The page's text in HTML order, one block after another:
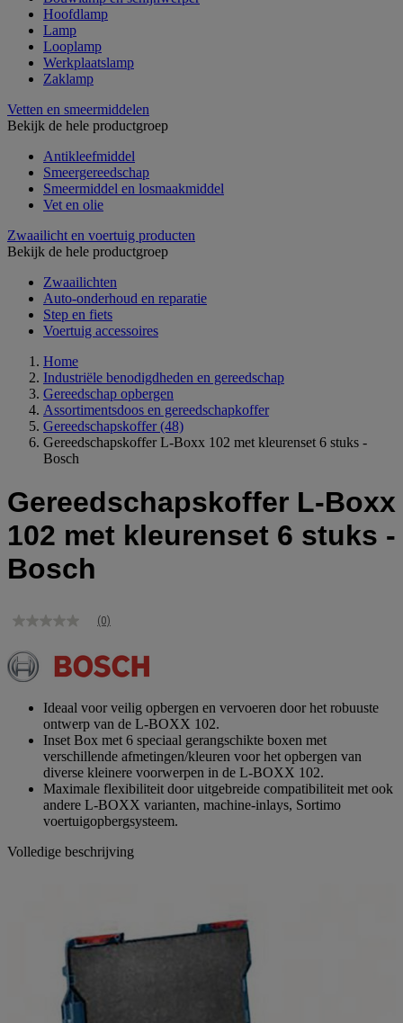
Hoofdlamp
Lamp
Looplamp
Werkplaatslamp
Zaklamp
Vetten en smeermiddelen
Bekijk de hele productgroep
Antikleefmiddel
Smeergereedschap
Smeermiddel en losmaakmiddel
Vet en olie
Zwaailicht en voertuig producten
Bekijk de hele productgroep
Zwaailichten
Auto-onderhoud en reparatie
Step en fiets
Voertuig accessoires
Home
Industriële benodigdheden en gereedschap
Gereedschap opbergen
Assortimentsdoos en gereedschapkoffer
Gereedschapskoffer (48)
Gereedschapskoffer L-Boxx 102 met kleurenset 6 stuks -
Bosch
Gereedschapskoffer L-Boxx
102 met kleurenset 6 stuks -
Bosch
Geen
Dezelfde
paginalink.
(0)
Ideaal voor veilig opbergen en vervoeren door het robuuste
ontwerp van de L-BOXX 102.
Inset Box met 6 speciaal gerangschikte boxen met
verschillende afmetingen/kleuren voor het opbergen van
diverse kleinere voorwerpen in de L-BOXX 102.
Maximale flexibiliteit door uitgebreide compatibiliteit met ook
andere L-BOXX varianten, machine-inlays, Sortimo
voertuigopbergsysteem.
Volledige beschrijving